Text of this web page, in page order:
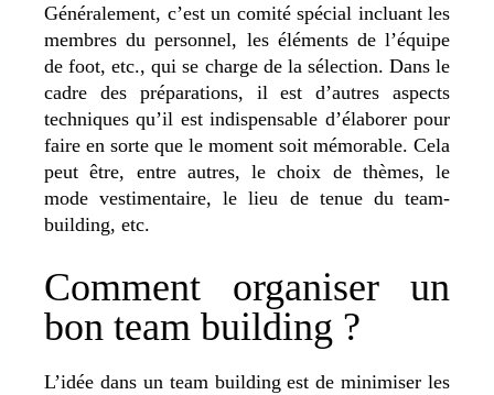
Généralement, c’est un comité spécial incluant les
membres du personnel, les éléments de l’équipe
de foot, etc., qui se charge de la sélection. Dans le
cadre des préparations, il est d’autres aspects
techniques qu’il est indispensable d’élaborer pour
faire en sorte que le moment soit mémorable. Cela
peut être, entre autres, le choix de thèmes, le
mode vestimentaire, le lieu de tenue du team-
building, etc.
Comment organiser un
bon team building ?
L’idée dans un team building est de minimiser les